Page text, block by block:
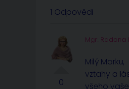
1 Odpovědi
0
Mgr. Radana
Milý Marku,
vztahy a
všeho